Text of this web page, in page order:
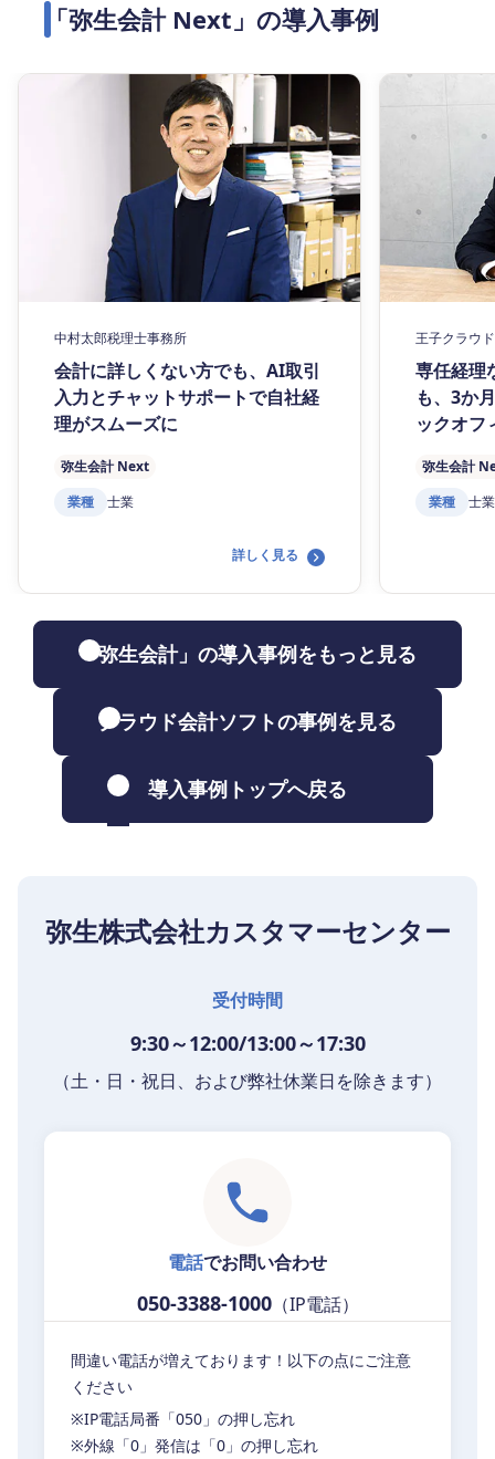
「弥生会計 Next」の導入事例
中村太郎税理士事務所
会計に詳しくない方でも、AI取引
入力とチャットサポートで自社経
理がスムーズに
弥生会計 Next
業種
士業
詳しく見る
王子クラウ
専任経理
も、3か
ックオフ
弥生会計
業種
士業
「弥生会計」の導入事例をもっと見る
クラウド会計ソフトの事例を見る
導入事例トップへ戻る
弥生株式会社カスタマーセンター
受付時間
9:30～12:00/13:00～17:30
（土・日・祝日、および弊社休業日を除きます）
電話でお問い合わせ
050-3388-1000（IP電話）
間違い電話が増えております！以下の点にご注意
ください
※IP電話局番「050」の押し忘れ
※外線「0」発信は「0」の押し忘れ